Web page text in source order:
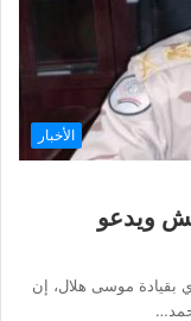
الأخبار
ويدعو
بقيادة موسى هلال، إن